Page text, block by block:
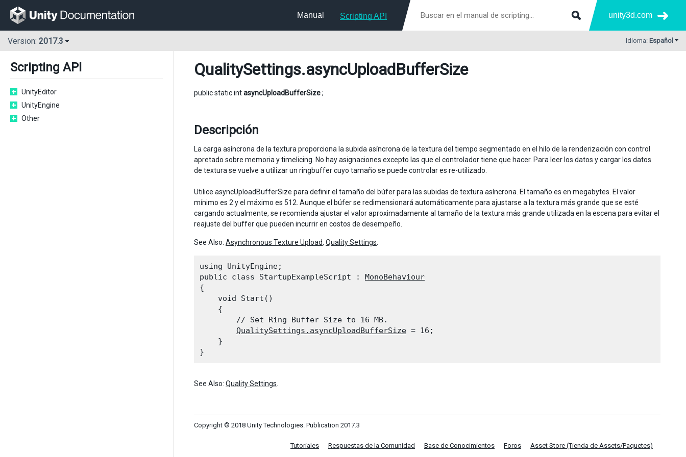
Manual Scripting API unity3d.com
Version: 2017.3 Idioma: Español
Scripting API
UnityEditor
UnityEngine
Other
QualitySettings.asyncUploadBufferSize
public static intasyncUploadBufferSize;
Descripción
La carga asíncrona de la textura proporciona la subida asíncrona de la textura del tiempo segmentado en el hilo de la renderización con control
apretado sobre memoria y timelicing. No hay asignaciones excepto las que el controlador tiene que hacer. Para leer los datos y cargar los datos
de textura se vuelve a utilizar un ringbuffer cuyo tamaño se puede controlar es re-utilizado.
Utilice asyncUploadBufferSize para definir el tamaño del búfer para las subidas de textura asíncrona. El tamaño es en megabytes. El valor
mínimo es 2 y el máximo es 512. Aunque el búfer se redimensionará automáticamente para ajustarse a la textura más grande que se esté
cargando actualmente, se recomienda ajustar el valor aproximadamente al tamaño de la textura más grande utilizada en la escena para evitar el
reajuste del buffer que pueden incurrir en costos de desempeño.
See Also: Asynchronous Texture Upload, Quality Settings
using UnityEngine;
public class StartupExampleScript : MonoBehaviour
{
    void Start()
    {
        // Set Ring Buffer Size to 16 MB.
QualitySettings.asyncUploadBufferSize = 16;
    }
See Also: Quality Settings
Copyright © 2018 Unity Technologies. Publication 2017.3
Tutoriales Respuestas de la Comunidad Base de Conocimientos Foros Asset Store (Tienda de Assets/Paquetes)